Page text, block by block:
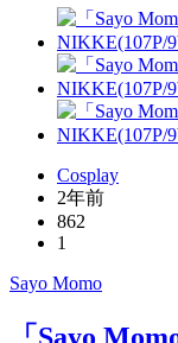
Cosplay
2年前
862
1
Sayo Momo